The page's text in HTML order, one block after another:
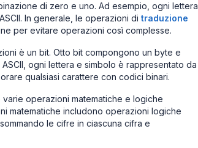
di zero e uno. Ad esempio, ogni lettera
In generale, le operazioni di traduzione
per evitare operazioni così complesse.
è un bit. Otto bit compongono un byte e
ogni lettera e simbolo è rappresentato da
qualsiasi carattere con codici binari.
operazioni matematiche e logiche
matematiche includono operazioni logiche
le cifre in ciascuna cifra e